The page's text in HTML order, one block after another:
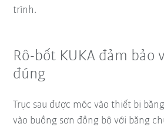
trình.
Rô-bốt KUKA đảm bảo
đúng
Trục sau được móc vào thiết bị
vào buồng sơn đồng bộ với băng